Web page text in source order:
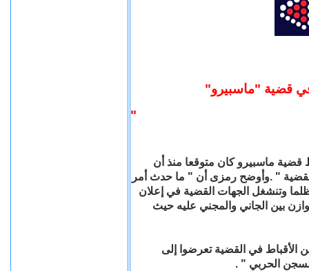
قضية "ماسبيرو"
"
قضية ماسبيرو كان متوقعا منذ أن
" .وأوضح رمزى أن " ما حدث أمر
وتنشغل الجهات القضية في إعلان
بين الجاني والمجني عليه حيث
الأقباط في القضية تعرضوا إلى
الحربي " .